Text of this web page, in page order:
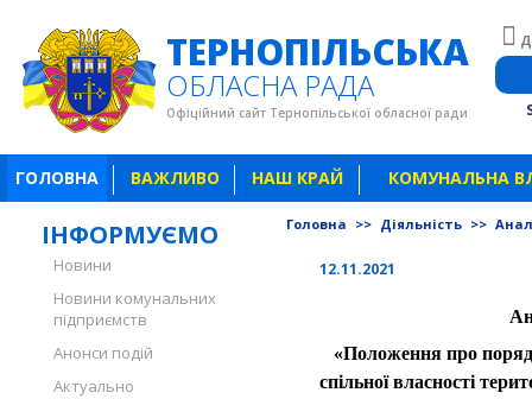
ТЕРНОПІЛЬСЬКА
ОБЛАСНА РАДА
Офіційний сайт Тернопільської обласної ради
ГОЛОВНА ВАЖЛИВО НАШ КРАЙ КОМУНАЛЬНА
ІНФОРМУЄМО
Новини
Новини комунальних
підприємств
Анонси подій
Актуально
Головна >> Діяльність >>
12.11.2021
«Положення про
спільної власності